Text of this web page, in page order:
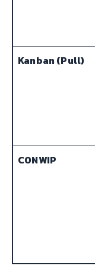
Kanban (Pull)
CONWIP